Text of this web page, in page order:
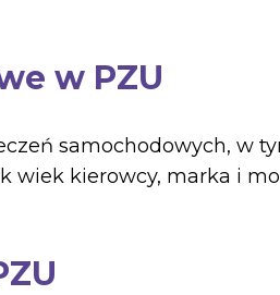
w PZU
samochodowych, w
wiek kierowcy, marka i